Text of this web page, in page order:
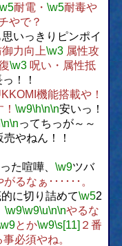
耐電・ \w5耐毒や
やで？
思いっきりピンポイ
力向上\w3属性攻
\w3呪い・属性抵
！！
機能搭載や！
\w9\h\n\n安いっ！
\n\nってちっが～～
やねん！！
た喧嘩、 \w9ツバ
るなぁ･･････。
に切り詰めて\w52
\w9\w9\u\n\nやるな
とか\w9\s[11] ２番
必須やね。